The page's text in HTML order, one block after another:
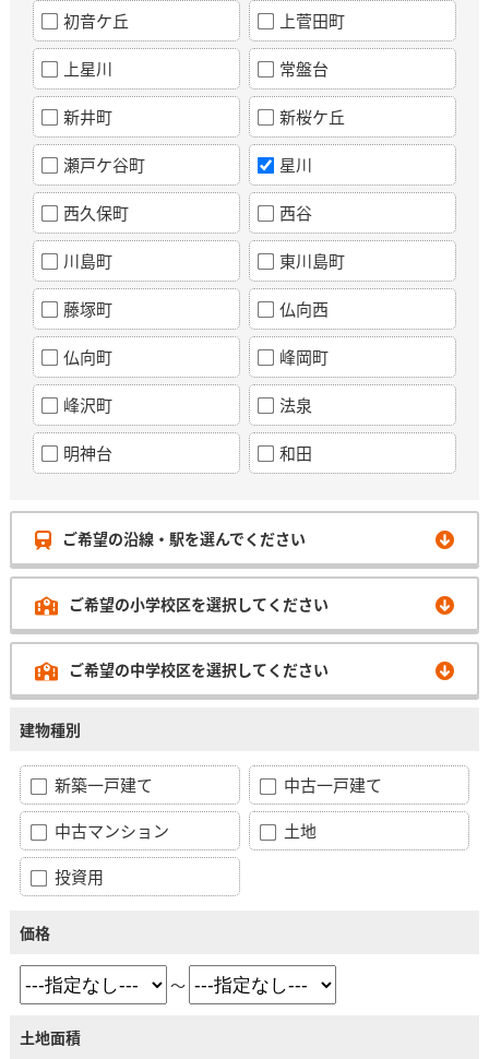
初音ケ丘 上菅田町
上星川 常盤台
新井町 新桜ケ丘
瀬戸ケ谷町 星川
西久保町 西谷
川島町 東川島町
藤塚町 仏向西
仏向町 峰岡町
峰沢町 法泉
明神台 和田
ご希望の沿線・駅を選んでください
ご希望の小学校区を選択してください
ご希望の中学校区を選択してください
建物種別
新築一戸建て
中古一戸建て
中古マンション
土地
投資用
価格
～
土地面積